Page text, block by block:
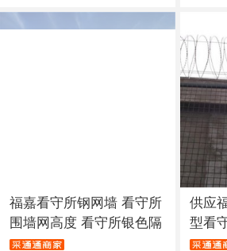
福嘉看守所钢网墙 看守所
围墙网高度 看守所银色隔
供应
型看